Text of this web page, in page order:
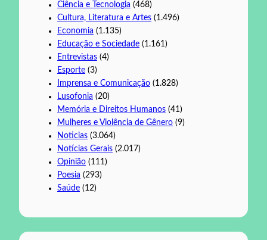
Ciência e Tecnologia (468)
Cultura, Literatura e Artes (1.496)
Economia (1.135)
Educação e Sociedade (1.161)
Entrevistas (4)
Esporte (3)
Imprensa e Comunicação (1.828)
Lusofonia (20)
Memória e Direitos Humanos (41)
Mulheres e Violência de Gênero (9)
Noticias (3.064)
Notícias Gerais (2.017)
Opinião (111)
Poesia (293)
Saúde (12)